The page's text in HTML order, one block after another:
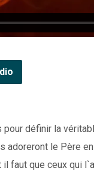
définir la
adoreront le Père
faut que ceux qui